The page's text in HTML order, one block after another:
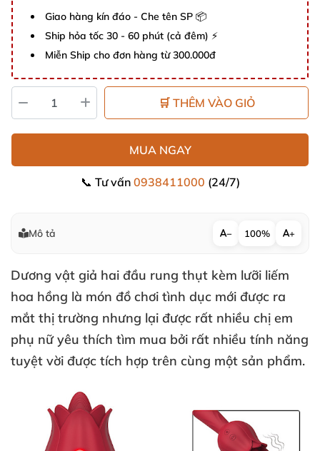
Giao hàng kín đáo - Che tên SP 📦
Ship hỏa tốc 30 - 60 phút (cả đêm) ⚡
Miễn Ship cho đơn hàng từ 300.000đ
🛒 THÊM VÀO GIỎ
MUA NGAY
📞 Tư vấn 0938411000 (24/7)
Mô tả − 100% +
Dương vật giả hai đầu rung thụt kèm lưỡi liếm
hoa hồng là món đồ chơi tình dục mới được ra
mắt thị trường nhưng lại được rất nhiều chị em
phụ nữ yêu thích tìm mua bởi rất nhiều tính năng
tuyệt vời được tích hợp trên cùng một sản phẩm.